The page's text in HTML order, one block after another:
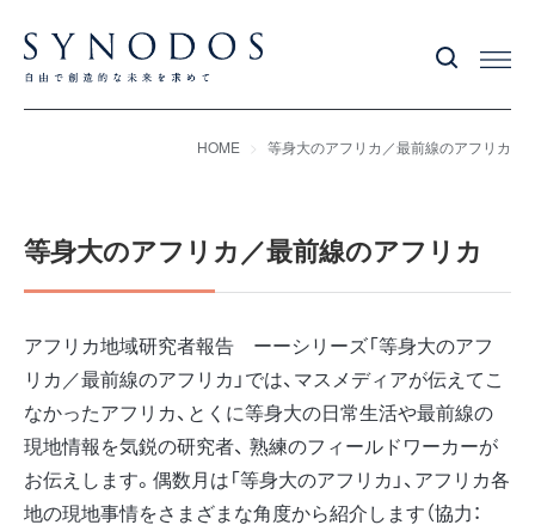
HOME 等身大のアフリカ／最前線のアフリカ
等身大のアフリカ／最前線のアフリカ
アフリカ地域研究者報告 ーーシリーズ「等身大のアフ
リカ／最前線のアフリカ」では、マスメディアが伝えてこ
なかったアフリカ、とくに等身大の日常生活や最前線の
現地情報を気鋭の研究者、 熟練のフィールドワーカーが
お伝えします。偶数月は「等身大のアフリカ」、アフリカ各
地の現地事情をさまざまな角度から紹介します（協力：